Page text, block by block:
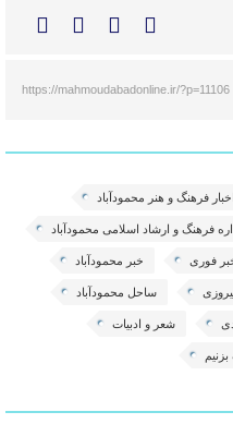
https://mahmoudabadonline.ir/?p=11106
اخبار فرهنگ و هنر محمودآباد
فرهنگ و ارشاد اسلامی محمودآباد
فوری خبر محمودآباد
ساحل محمودآباد
شعر و ادبیات